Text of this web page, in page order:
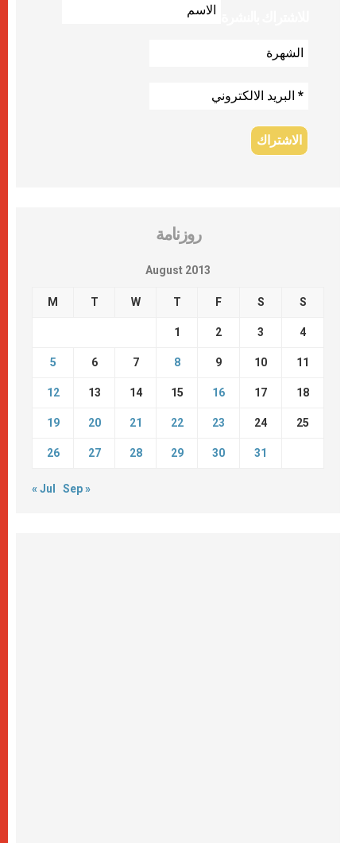
روزنامة
August 2013
M T W T F S S
1 2 3 4
5 6 7 8 9 10 11
12 13 14 15 16 17 18
19 20 21 22 23 24 25
26 27 28 29 30 31
« Jul Sep »